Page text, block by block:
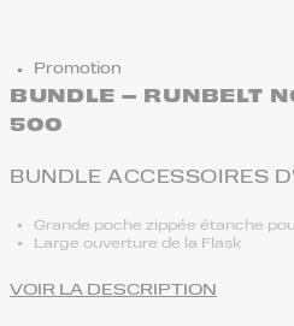
Promotion
BUNDLE – RUNBELT
500
BUNDLE ACCESSOIRES
Grande poche zippée étanche
Large ouverture de la Flask
VOIR LA DESCRIPTION